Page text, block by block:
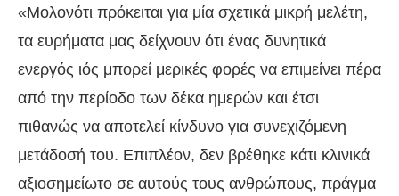
«Μολονότι πρόκειται για μία σχετικά μικρή μελέτη,
τα ευρήματα μας δείχνουν ότι ένας δυνητικά
ενεργός ιός μπορεί μερικές φορές να επιμείνει πέρα
από την περίοδο των δέκα ημερών και έτσι
πιθανώς να αποτελεί κίνδυνο για συνεχιζόμενη
μετάδοσή του. Επιπλέον, δεν βρέθηκε κάτι κλινικά
αξιοσημείωτο σε αυτούς τους ανθρώπους, πράγμα